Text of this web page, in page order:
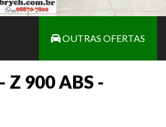
OUTRAS OFERTAS
Z 900 ABS -